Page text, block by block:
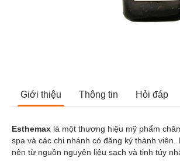
Giới thiệu Thông tin Hỏi đáp
Esthemax là một thương hiệu mỹ phẩm
spa và các chi nhánh có đăng ký thành
nên từ nguồn nguyên liệu sạch và tinh túy